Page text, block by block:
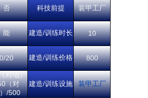
否 科技前提 装甲工厂
能 建造/训练时长 10
20 建造/训练价格 800
对地）
（对
/500
建造/训练设施 装甲工厂